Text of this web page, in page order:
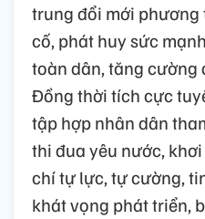
trung đổi mới
cố, phát huy sức
toàn dân, tăng cường
Đồng thời tích cực
tập hợp nhân dân
thi đua yêu nước,
chí tự lực, tự cường,
khát vọng phát triển,